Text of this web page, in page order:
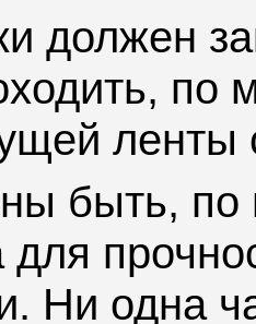
должен
по
ленты
быть, по
Ни одна